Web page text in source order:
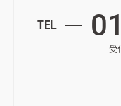
TEL
受